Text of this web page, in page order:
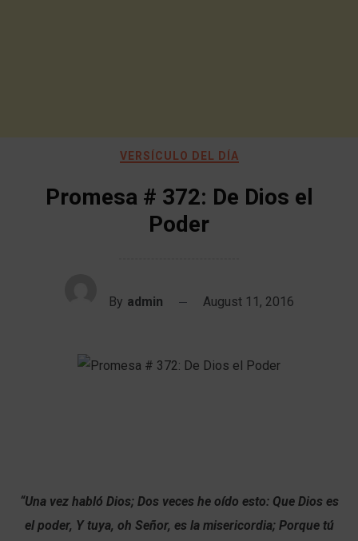
VERSÍCULO DEL DÍA
Promesa # 372: De Dios el
Poder
By admin August 11, 2016
“Una vez habló Dios; Dos veces he oído esto: Que Dios es
el poder, Y tuya, oh Señor, es la misericordia; Porque tú